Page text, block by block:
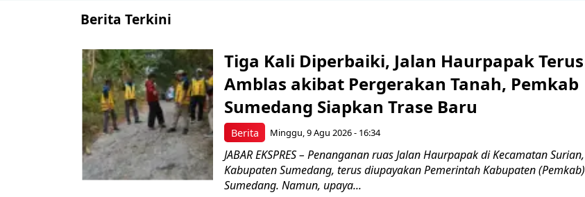
Berita Terkini
Berita
Tiga Kali Diperbaiki, Jalan Haurpapak Terus
Amblas akibat Pergerakan Tanah, Pemkab
Sumedang Siapkan Trase Baru
Minggu, 9 Agu 2026 - 16:34
JABAR EKSPRES – Penanganan ruas Jalan Haurpapak di Kecamatan Surian,
Kabupaten Sumedang, terus diupayakan Pemerintah Kabupaten (Pemkab)
Sumedang. Namun, upaya...